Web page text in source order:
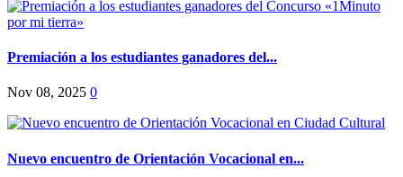
Premiación a los estudiantes ganadores del...
Nov 08, 2025 0
Nuevo encuentro de Orientación Vocacional en...